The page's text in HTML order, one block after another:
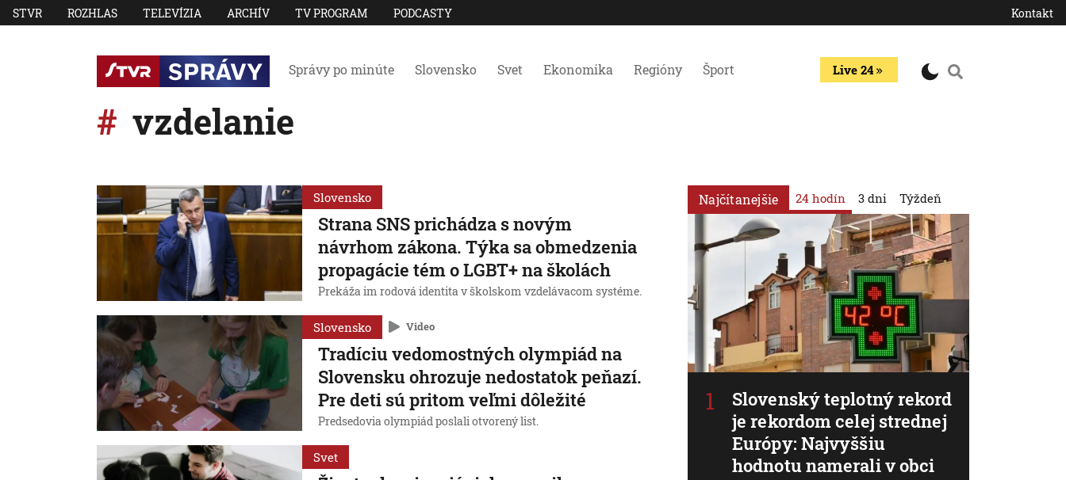
STVR ROZHLAS TELEVÍZIA ARCHÍV TV PROGRAM PODCASTY Kontakt
Správy po minúte Slovensko Svet Ekonomika Regióny Šport Live 24
vzdelanie
Slovensko
Strana SNS prichádza s novým
návrhom zákona. Týka sa obmedzenia
propagácie tém o LGBT+ na školách
Prekáža im rodová identita v školskom vzdelávacom systéme.
Slovensko Video
Tradíciu vedomostných olympiád na
Slovensku ohrozuje nedostatok peňazí.
Pre deti sú pritom veľmi dôležité
Predsedovia olympiád poslali otvorený list.
Svet
Najčítanejšie 24 hodín
Slovenský teplotný rekord
je rekordom celej strednej
Európy: Najvyššiu
hodnotu namerali v obci
3 dni Týždeň